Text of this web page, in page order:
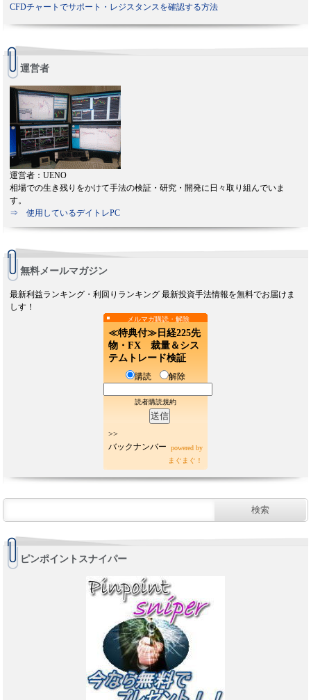
CFDチャートでサポート・レジスタンスを確認する方法
運営者
運営者：UENO
相場での生き残りをかけて手法の検証・研究・開発に日々取り組んでいま
す。
⇒ 使用しているデイトレPC
無料メールマガジン
最新利益ランキング・利回りランキング 最新投資手法情報を無料でお届けま
しす！
メルマガ購読・解除
≪特典付≫日経225先
物・FX 裁量＆シス
テムトレード検証
購読 解除
読者購読規約
>>
バックナンバー
powered by
まぐまぐ！
ピンポイントスナイパー